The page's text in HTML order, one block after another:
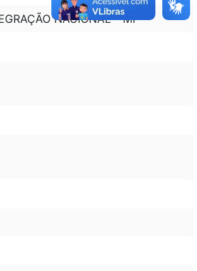
NACIONAL - MI